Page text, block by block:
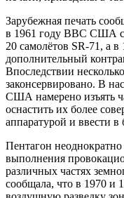
Зарубежная печать
в 1961 году ВВС США с
20 самолётов SR-71, а
дополнительный
Впоследствии
законсервировано. В
США намерено изъять
оснастить их более
аппаратурой и ввести
Пентагон
выполнения
различных частях
сообщала, что в 1970 и